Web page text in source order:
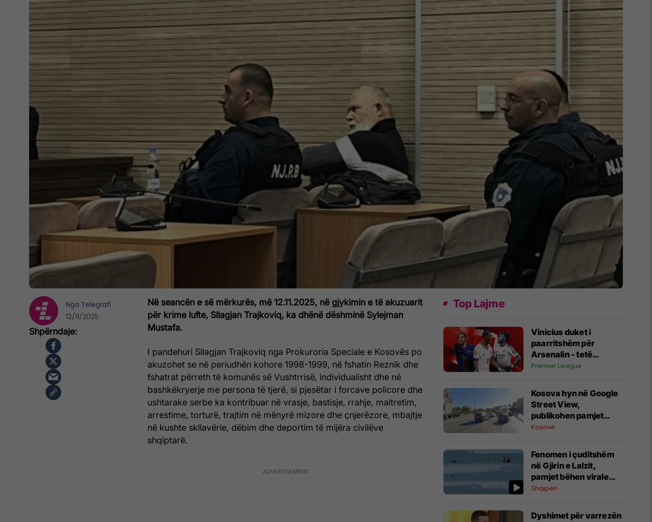
Në seancën e së mërkurës, më 12.11.2025, në gjykimin e të akuzuarit
për krime lufte, Sllagjan Trajkoviq, ka dhënë dëshminë Sylejman
Mustafa.
I pandehuri Sllagjan Trajkoviq nga Prokuroria Speciale e Kosovës po
akuzohet se në periudhën kohore 1998-1999, në fshatin Reznik dhe
fshatrat përreth të komunës së Vushtrrisë, individualisht dhe në
bashkëkryerje me persona të tjerë, si pjesëtar i forcave policore dhe
ushtarake serbe ka kontribuar në vrasje, bastisje, rrahje, maltretim,
arrestime, torturë, trajtim në mënyrë mizore dhe çnjerëzore, mbajtje
në kushte skllavërie, dëbim dhe deportim të mijëra civilëve
shqiptarë.
Nga Telegrafi
12/11/2025
Top Lajme
Vinicius duket i
paarritshëm për
Arsenalin - tetë
alternativa si
për krahun e majtë te
Topçinjtë
Premier League
Kosova hyn në Google
Street View,
publikohen pamjet
360-gradëshe
Kosovë
Fenomen i çuditshëm
në Gjirin e Lalzit,
pamjet bëhen virale
(Video)
Shqipëri
Dyshimet për varrezën